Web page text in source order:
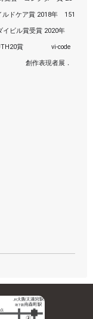
ドケア賞 2018年　151
イビル賞受賞 2020年
賞 　　　　vi-code
　　　創作表現者展．